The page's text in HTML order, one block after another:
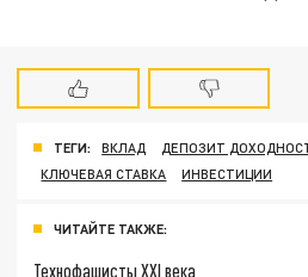
ТЕГИ: ВКЛАД ДЕПОЗИТ
КЛЮЧЕВАЯ СТАВКА
ИНВЕСТИЦИИ
ЧИТАЙТЕ ТАКЖЕ:
Технофашисты XXI века